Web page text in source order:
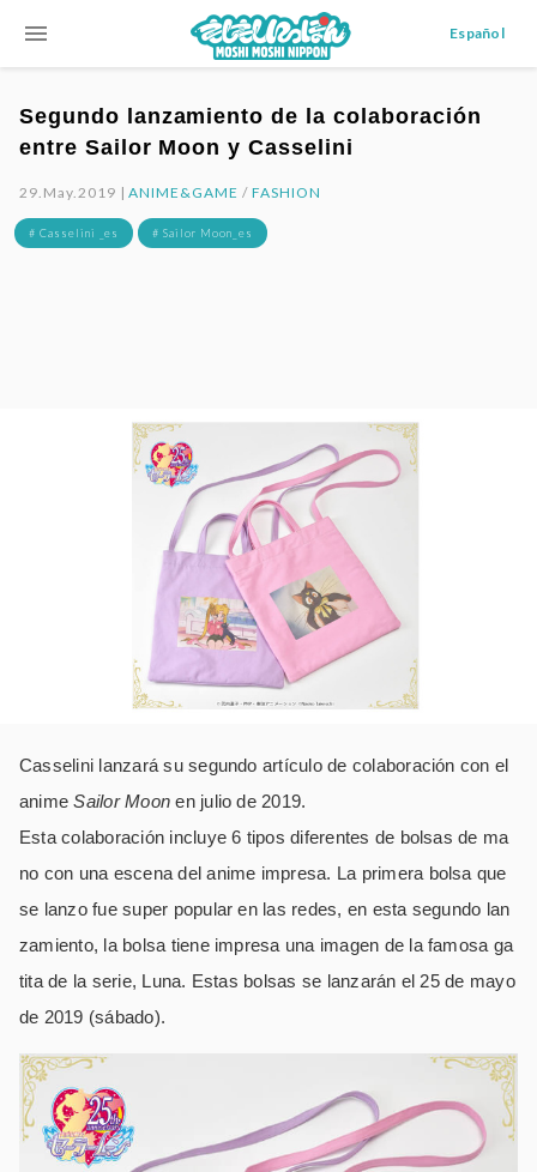
menu Español
Segundo lanzamiento de la colaboración
entre Sailor Moon y Casselini
29.May.2019 |ANIME&GAME / FASHION
# Casselini _es # Sailor Moon_es
Casselini lanzará su segundo artículo de colaboración con el
anime Sailor Moon en julio de 2019.
Esta colaboración incluye 6 tipos diferentes de bolsas de ma
no con una escena del anime impresa. La primera bolsa que
se lanzo fue super popular en las redes, en esta segundo lan
zamiento, la bolsa tiene impresa una imagen de la famosa ga
tita de la serie, Luna. Estas bolsas se lanzarán el 25 de mayo
de 2019 (sábado).